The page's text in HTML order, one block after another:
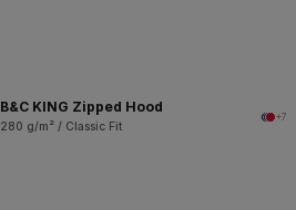
B&C KING Zipped Hood
280 g/m² / Classic Fit
+7